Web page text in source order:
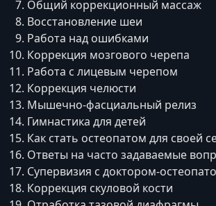
Общий коррекционный массаж
Восстановление шеи
Работа над ошибками
Коррекция мозгового черепа
Работа с лицевым черепом
Коррекция челюсти
Мышечно-фасциальный релиз
Гимнастика для детей
Как стать остеопатом для своей
Ответы на часто задаваемые
Супервизия с доктором-
Коррекция скуловой кости